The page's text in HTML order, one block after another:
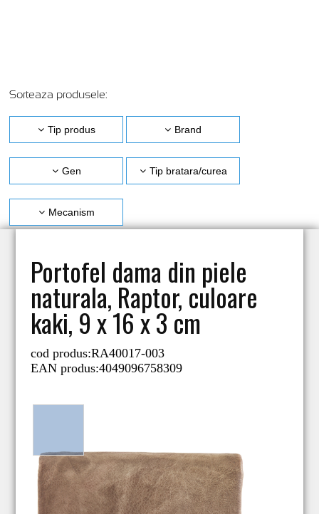
Sorteaza produsele:
Tip produs Brand
Gen Tip bratara/curea
Mecanism
Portofel dama din piele
naturala, Raptor, culoare
kaki, 9 x 16 x 3 cm
cod produs:RA40017-003
EAN produs:4049096758309